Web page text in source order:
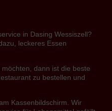
in Dasing Wessiszell?
leckeres Essen
dann ist die beste
zu bestellen und
Kassenbildschirm. Wir